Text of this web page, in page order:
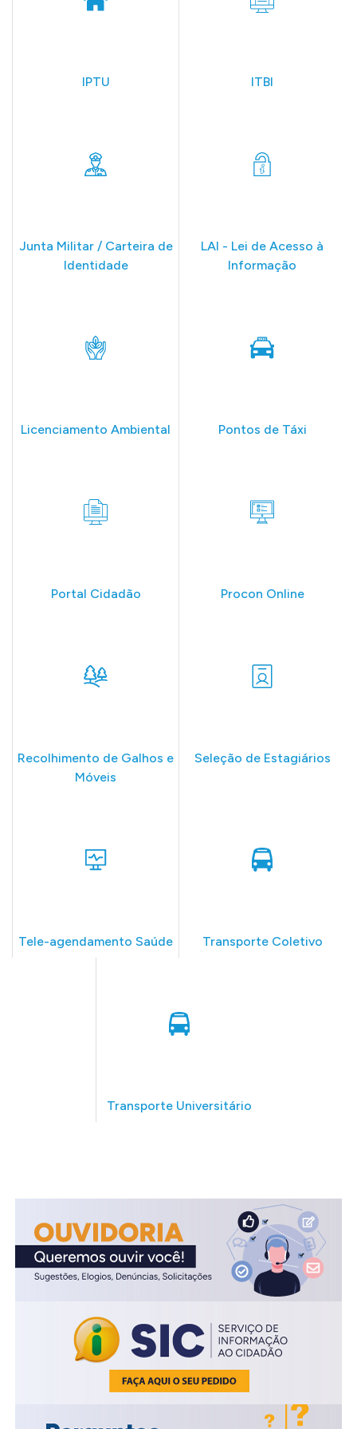
IPTU ITBI
Junta Militar / Carteira de
Identidade
LAI - Lei de Acesso à
Informação
Licenciamento Ambiental Pontos de Táxi
Portal Cidadão Procon Online
Recolhimento de Galhos e
Móveis
Seleção de Estagiários
Tele-agendamento Saúde Transporte Coletivo
Transporte Universitário